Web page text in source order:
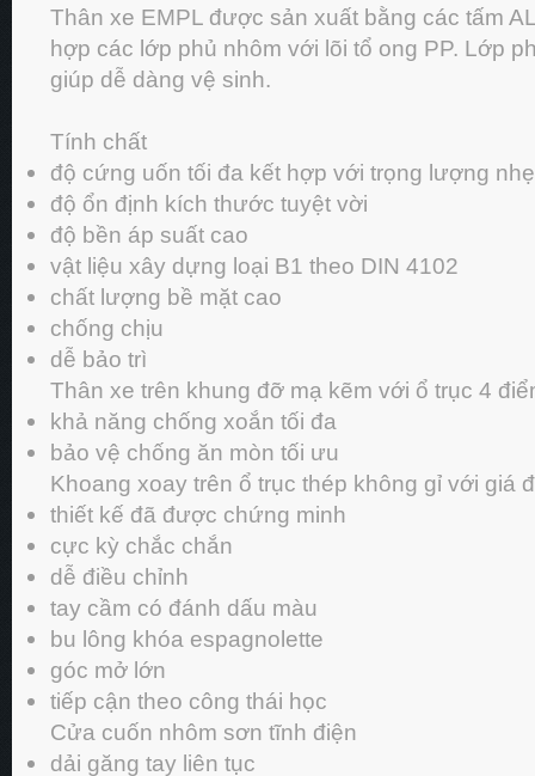
Thân xe EMPL được sản xuất bằng các tấm
hợp các lớp phủ nhôm với lõi tổ ong PP. Lớp
giúp dễ dàng vệ sinh.
Tính chất
độ cứng uốn tối đa kết hợp với trọng lượng nhẹ
độ ổn định kích thước tuyệt vời
độ bền áp suất cao
vật liệu xây dựng loại B1 theo DIN 4102
chất lượng bề mặt cao
chống chịu
dễ bảo trì
Thân xe trên khung đỡ mạ kẽm với ổ trục 4
khả năng chống xoắn tối đa
bảo vệ chống ăn mòn tối ưu
Khoang xoay trên ổ trục thép không gỉ với giá
thiết kế đã được chứng minh
cực kỳ chắc chắn
dễ điều chỉnh
tay cầm có đánh dấu màu
bu lông khóa espagnolette
góc mở lớn
tiếp cận theo công thái học
Cửa cuốn nhôm sơn tĩnh điện
dải găng tay liên tục